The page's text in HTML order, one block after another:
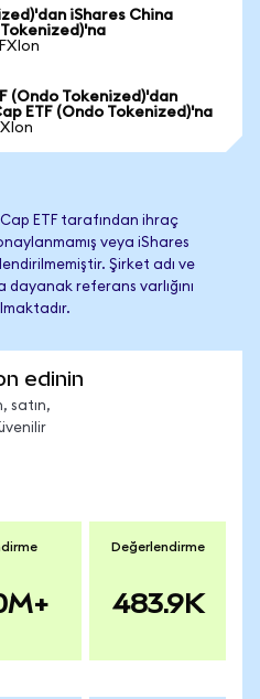
iShares China
(Ondo Tokenized)'dan
ETF (Ondo Tokenized)'na
ETF tarafından ihraç
veya iShares
Şirket adı ve
referans varlığını
edinin
satın,
Değerlendirme
483.9K